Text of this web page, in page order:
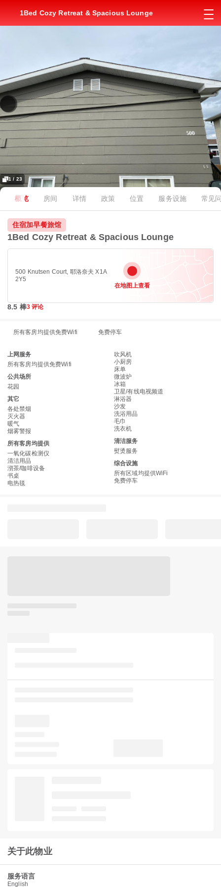
1Bed Cozy Retreat & Spacious Lounge
1 / 23
概览 房间 详情 政策 位置 服务设施 常见
住宿加早餐旅馆
1Bed Cozy Retreat & Spacious Lounge
500 Knutsen Court, 耶洛奈夫 X1A
2Y5
在地图上查看
8.5 棒3 评论
所有客房均提供免费Wifi 免费停车
上网服务
所有客房均提供免费Wifi
公共场所
花园
其它
各处禁烟
灭火器
暖气
烟雾警报
所有客房均提供
一氧化碳检测仪
清洁用品
沏茶/咖啡设备
书桌
电热毯
吹风机
小厨房
床单
微波炉
冰箱
卫星/有线电视频道
淋浴器
沙发
洗浴用品
毛巾
洗衣机
清洁服务
熨烫服务
综合设施
所有区域均提供WiFi
免费停车
关于此物业
服务语言
English